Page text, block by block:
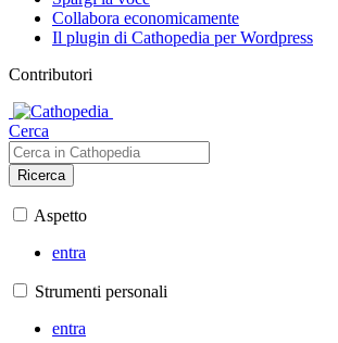
Collabora economicamente
Il plugin di Cathopedia per Wordpress
Contributori
Cerca
Ricerca
Aspetto
entra
Strumenti personali
entra